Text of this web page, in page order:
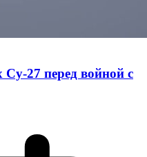
Су-27 перед войной с